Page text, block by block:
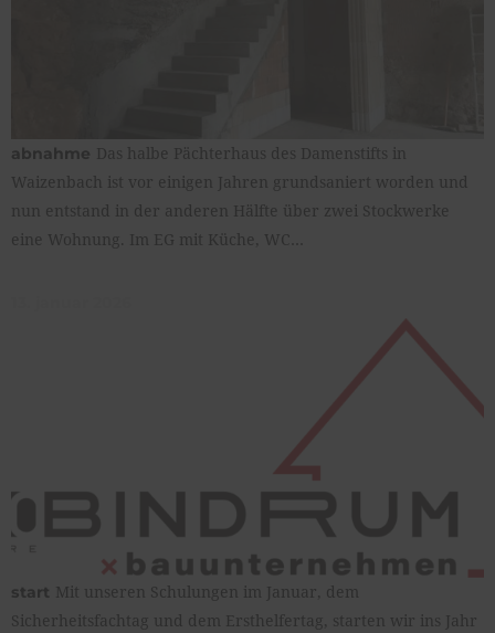
abnahme Das halbe Pächterhaus des Damenstifts in
Waizenbach ist vor einigen Jahren grundsaniert worden und
nun entstand in der anderen Hälfte über zwei Stockwerke
eine Wohnung. Im EG mit Küche, WC…
start Mit unseren Schulungen im Januar, dem
Sicherheitsfachtag und dem Ersthelfertag, starten wir ins Jahr